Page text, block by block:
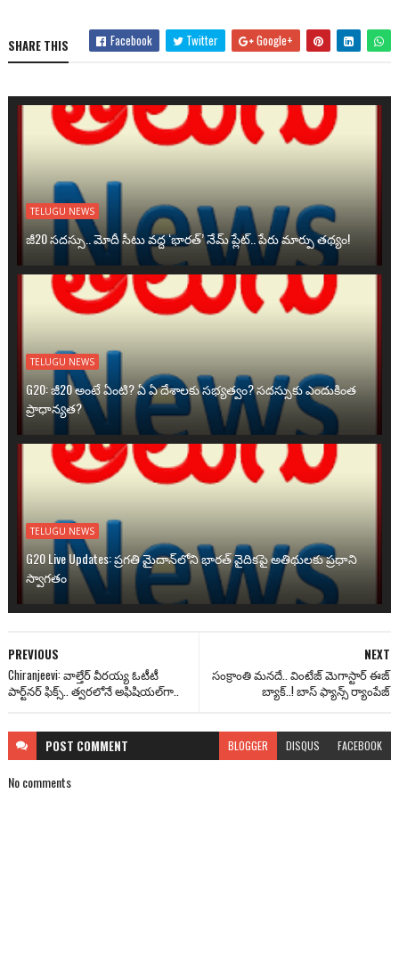
SHARE THIS Facebook Twitter Google+
TELUGU NEWS
జీ20 సదస్సు.. మోదీ సీటు వద్ద ‘భారత్’ నేమ్ ప్లేట్‌.. పేరు మార్పు తథ్యం!
TELUGU NEWS
G20: జీ20 అంటే ఏంటి? ఏ ఏ దేశాలకు సభ్యత్వం? సదస్సుకు ఎందుకింత
ప్రాధాన్యత?
TELUGU NEWS
G20 Live Updates: ప్రగతి మైదాన్‌లోని భారత్ వైదికపై అతిథులకు ప్రధాని
స్వాగతం
NEXT
సంక్రాంతి మనదే.. వింటేజ్ మెగాస్టార్ ఈజ్
బ్యాక్..! బాస్ ఫ్యాన్స్ ర్యాంపేజ్
PREVIOUS
Chiranjeevi: వాల్తేర్ వీరయ్య ఓటీటీ
పార్ట్‌నర్ ఫిక్స్.. త్వరలోనే అఫిషియల్‌గా..
POST COMMENT BLOGGER DISQUS FACEBOOK
No comments